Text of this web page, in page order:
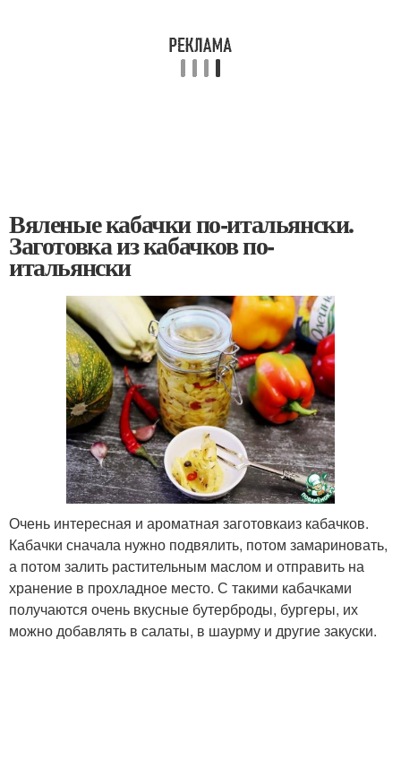
Вяленые кабачки по-итальянски.
Заготовка из кабачков по-
итальянски
Очень интересная и ароматная заготовкаиз кабачков.
Кабачки сначала нужно подвялить, потом замариновать,
а потом залить растительным маслом и отправить на
хранение в прохладное место. С такими кабачками
получаются очень вкусные бутерброды, бургеры, их
можно добавлять в салаты, в шаурму и другие закуски.